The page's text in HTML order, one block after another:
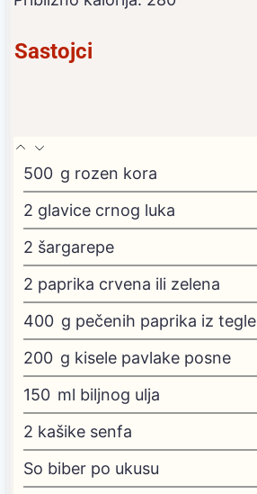
Sastojci
500 g rozen kora
2 glavice crnog luka
2 šargarepe
2 paprika crvena ili zelena
400 g pečenih paprika iz tegle
200 g kisele pavlake posne
150 ml biljnog ulja
2 kašike senfa
So biber po ukusu